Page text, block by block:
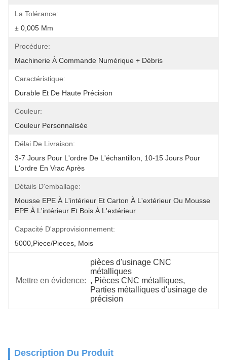
La Tolérance:
± 0,005 Mm
Procédure:
Machinerie À Commande Numérique + Débris
Caractéristique:
Durable Et De Haute Précision
Couleur:
Couleur Personnalisée
Délai De Livraison:
3-7 Jours Pour L'ordre De L'échantillon, 10-15 Jours Pour
L'ordre En Vrac Après
Détails D'emballage:
Mousse EPE À L'intérieur Et Carton À L'extérieur Ou Mousse
EPE À L'intérieur Et Bois À L'extérieur
Capacité D'approvisionnement:
5000,Piece/Pieces, Mois
Mettre en évidence:
pièces d'usinage CNC
métalliques
, Pièces CNC métalliques,
Parties métalliques d'usinage de
précision
Description Du Produit